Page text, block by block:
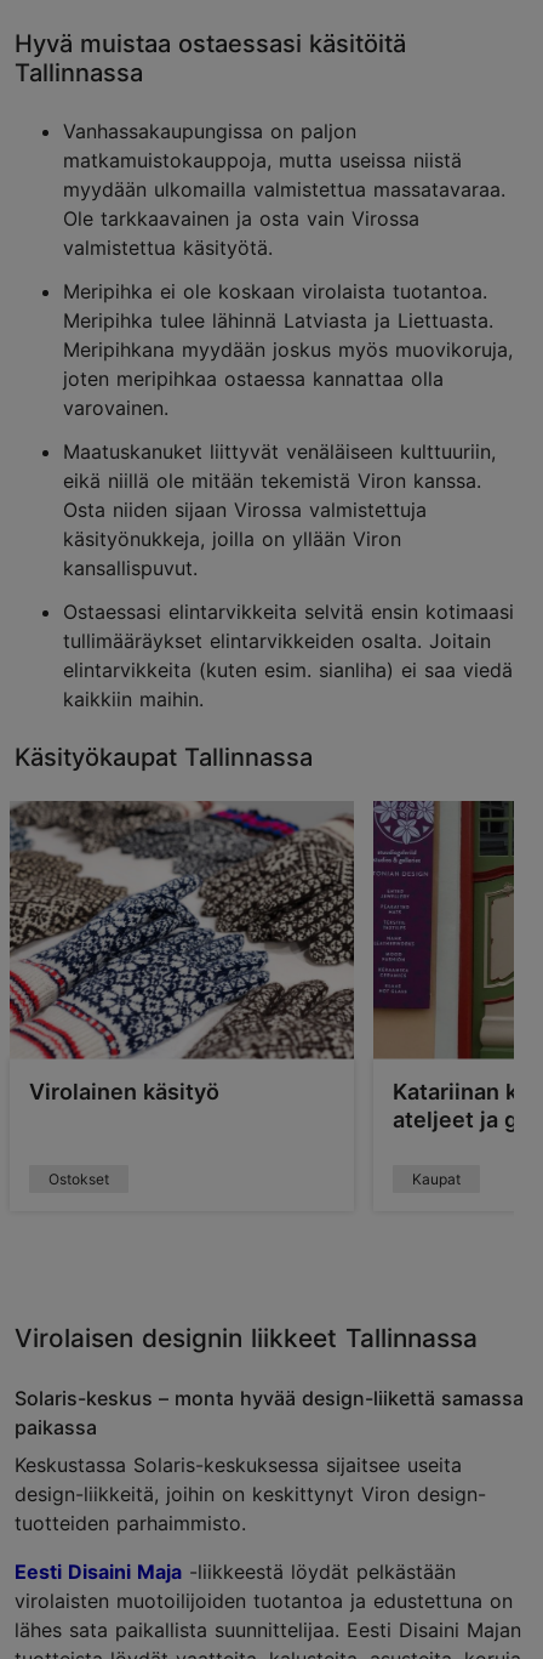
Hyvä muistaa ostaessasi käsitöitä
Tallinnassa
Vanhassakaupungissa on paljon
matkamuistokauppoja, mutta useissa niistä
myydään ulkomailla valmistettua massatavaraa.
Ole tarkkaavainen ja osta vain Virossa
valmistettua käsityötä.
Meripihka ei ole koskaan virolaista tuotantoa.
Meripihka tulee lähinnä Latviasta ja Liettuasta.
Meripihkana myydään joskus myös muovikoruja,
joten meripihkaa ostaessa kannattaa olla
varovainen.
Maatuskanuket liittyvät venäläiseen kulttuuriin,
eikä niillä ole mitään tekemistä Viron kanssa.
Osta niiden sijaan Virossa valmistettuja
käsityönukkeja, joilla on yllään Viron
kansallispuvut.
Ostaessasi elintarvikkeita selvitä ensin kotimaasi
tullimääräykset elintarvikkeiden osalta. Joitain
elintarvikkeita (kuten esim. sianliha) ei saa viedä
kaikkiin maihin.
Käsityökaupat Tallinnassa
Virolainen käsityö
Ostokset
Katariinan
ateljeet ja
Kaupat
Virolaisen designin liikkeet Tallinnassa
Solaris-keskus – monta hyvää design-liikettä samassa
paikassa
Keskustassa Solaris-keskuksessa sijaitsee useita
design-liikkeitä, joihin on keskittynyt Viron design-
tuotteiden parhaimmisto.
Eesti Disaini Maja -liikkeestä löydät pelkästään
virolaisten muotoilijoiden tuotantoa ja edustettuna on
lähes sata paikallista suunnittelijaa. Eesti Disaini Majan